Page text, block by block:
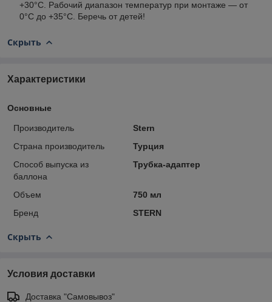
+30°C. Рабочий диапазон температур при монтаже — от
0°C до +35°C. Беречь от детей!
Скрыть
Характеристики
Основные
Производитель
Stern
Страна производитель
Турция
Способ выпуска из
баллона
Трубка-адаптер
Объем
750 мл
Бренд
STERN
Скрыть
Условия доставки
Доставка "Самовывоз"